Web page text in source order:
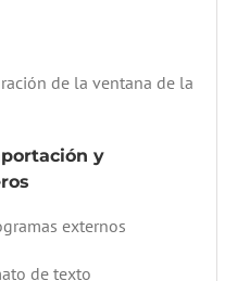
de la ventana de la
y
externos
de texto